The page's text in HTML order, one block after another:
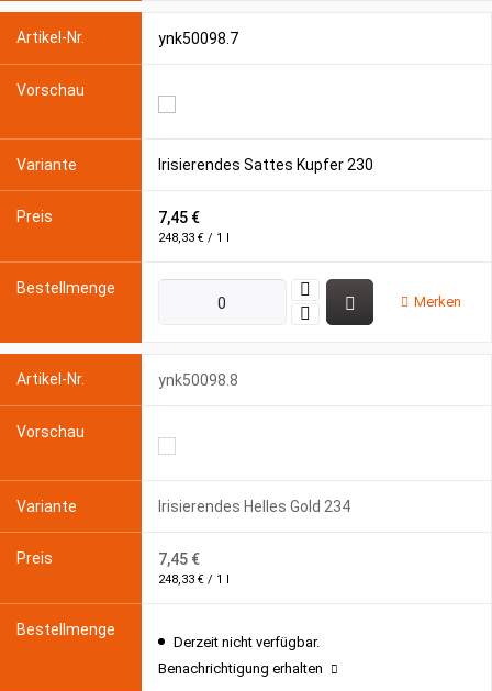
ynk50098.7
Irisierendes Sattes Kupfer 230
7,45 €
248,33 € / 1 l
Merken
ynk50098.8
Irisierendes Helles Gold 234
7,45 €
248,33 € / 1 l
Derzeit nicht verfügbar.
Benachrichtigung erhalten